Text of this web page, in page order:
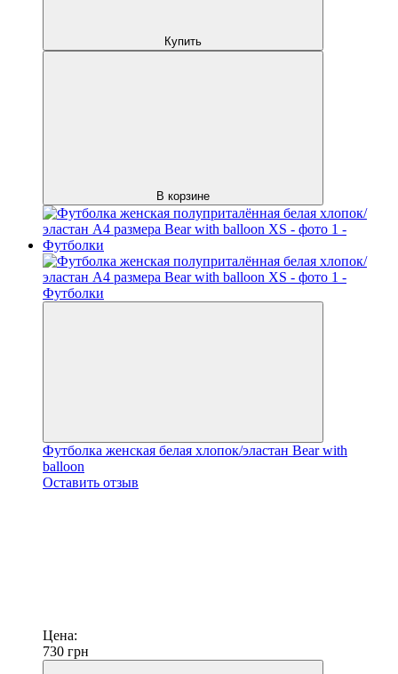
Купить
В корзине
Футболка женская белая хлопок/эластан Bear with
balloon
Оставить отзыв
Цена:
730 грн